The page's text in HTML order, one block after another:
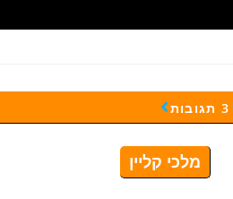
מלכי קליין